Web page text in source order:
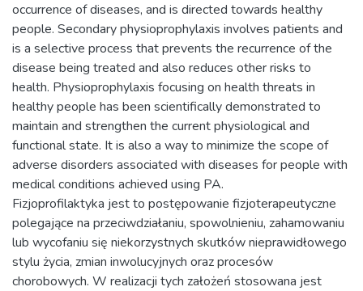
occurrence of diseases, and is directed towards healthy
people. Secondary physioprophylaxis involves patients and
is a selective process that prevents the recurrence of the
disease being treated and also reduces other risks to
health. Physioprophylaxis focusing on health threats in
healthy people has been scientifically demonstrated to
maintain and strengthen the current physiological and
functional state. It is also a way to minimize the scope of
adverse disorders associated with diseases for people with
medical conditions achieved using PA.
Fizjoprofilaktyka jest to postępowanie fizjoterapeutyczne
polegające na przeciwdziałaniu, spowolnieniu, zahamowaniu
lub wycofaniu się niekorzystnych skutków nieprawidłowego
stylu życia, zmian inwolucyjnych oraz procesów
chorobowych. W realizacji tych założeń stosowana jest